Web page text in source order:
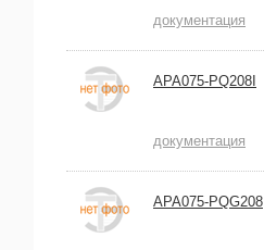
документация
APA075-PQ208I
документация
APA075-PQG208